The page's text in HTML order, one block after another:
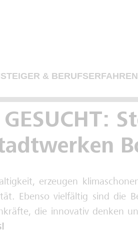
&
erzeugen
Ebenso vielfältig sind die
die innovativ denken